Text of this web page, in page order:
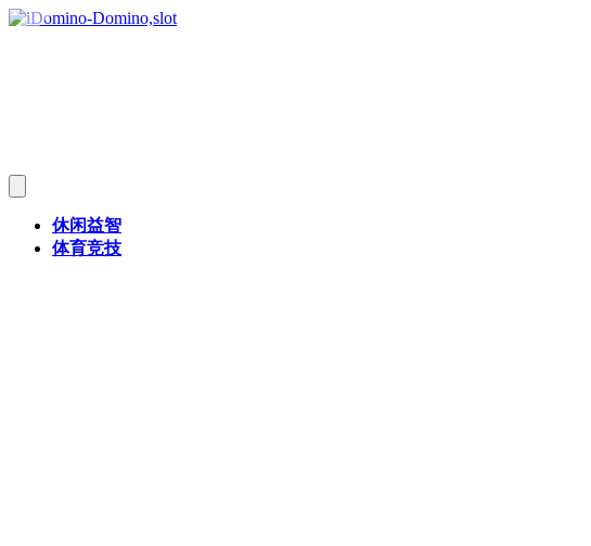
休闲益智
体育竞技